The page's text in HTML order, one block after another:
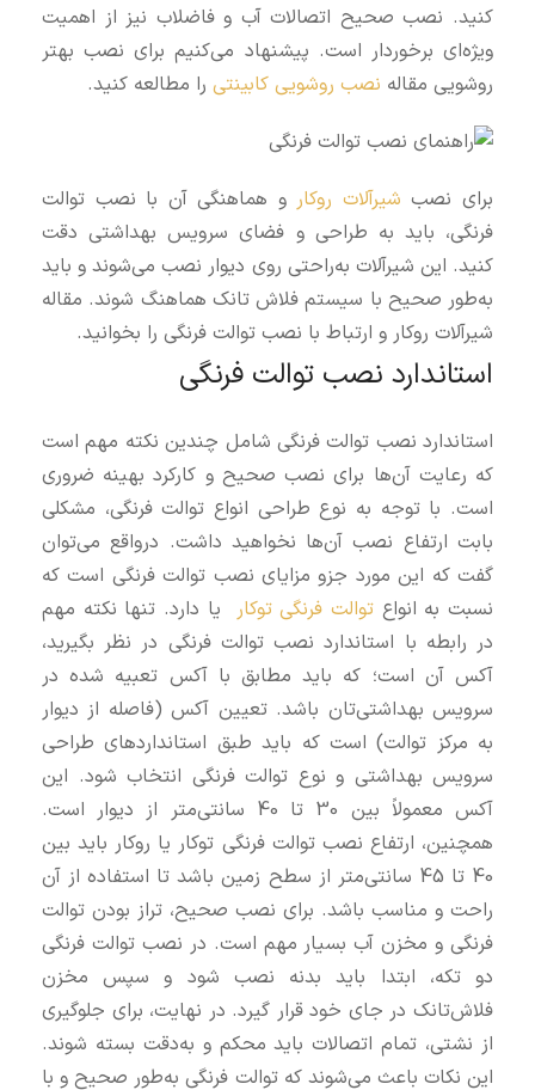
کنید. نصب صحیح اتصالات آب و فاضلاب نیز از اهمیت
ویژه‌ای برخوردار است. پیشنهاد می‌کنیم برای نصب بهتر
روشویی مقاله نصب روشویی کابینتی را مطالعه کنید.
برای نصب شیرآلات روکار و هماهنگی آن با نصب توالت
فرنگی، باید به طراحی و فضای سرویس بهداشتی دقت
کنید. این شیرآلات به‌راحتی روی دیوار نصب می‌شوند و باید
به‌طور صحیح با سیستم فلاش تانک هماهنگ شوند. مقاله
شیرآلات روکار و ارتباط با نصب توالت فرنگی را بخوانید.
استاندارد نصب توالت فرنگی
استاندارد نصب توالت فرنگی شامل چندین نکته مهم است
که رعایت آن‌ها برای نصب صحیح و کارکرد بهینه ضروری
است. با توجه به نوع طراحی انواع توالت فرنگی، مشکلی
بابت ارتفاع نصب آن‌ها نخواهید داشت. درواقع می‌توان
گفت که این مورد جزو مزایای نصب توالت فرنگی است که
نسبت به انواع توالت فرنگی توکار یا دارد. تنها نکته مهم
در رابطه با استاندارد نصب توالت فرنگی در نظر بگیرید،
آکس آن است؛ که باید مطابق با آکس تعبیه شده در
سرویس بهداشتی‌تان باشد. تعیین آکس (فاصله از دیوار
به مرکز توالت) است که باید طبق استانداردهای طراحی
سرویس بهداشتی و نوع توالت فرنگی انتخاب شود. این
آکس معمولاً بین 30 تا 40 سانتی‌متر از دیوار است.
همچنین، ارتفاع نصب توالت فرنگی توکار یا روکار باید بین
40 تا 45 سانتی‌متر از سطح زمین باشد تا استفاده از آن
راحت و مناسب باشد. برای نصب صحیح، تراز بودن توالت
فرنگی و مخزن آب بسیار مهم است. در نصب توالت فرنگی
دو تکه، ابتدا باید بدنه نصب شود و سپس مخزن
فلاش‌تانک در جای خود قرار گیرد. در نهایت، برای جلوگیری
از نشتی، تمام اتصالات باید محکم و به‌دقت بسته شوند.
این نکات باعث می‌شوند که توالت فرنگی به‌طور صحیح و با